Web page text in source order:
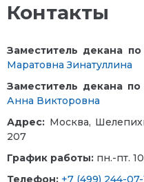
Контакты
Заместитель декана по
Маратовна Зинатуллина
Заместитель декана
Анна Викторовна
Адрес: Москва,
207
График работы: пн.-пт.
Телефон: +7 (499) 244-07-